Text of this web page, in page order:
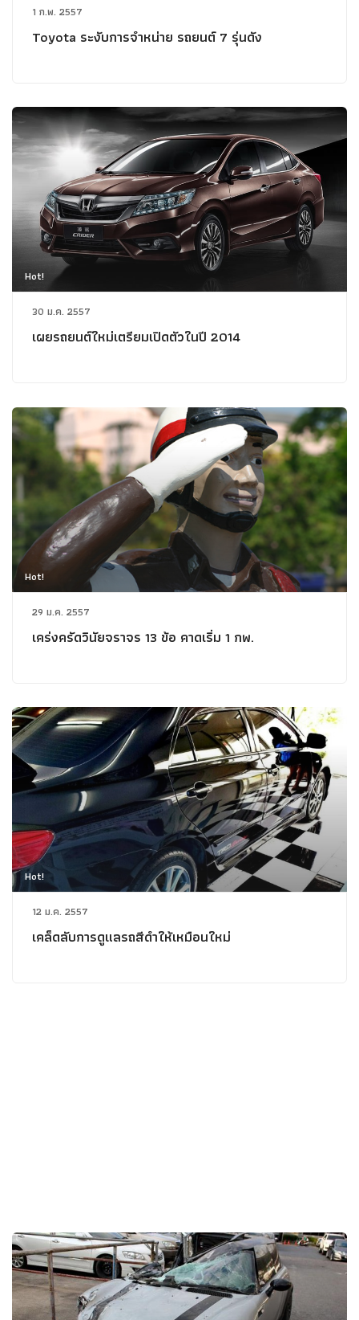
1 ก.พ. 2557
Toyota ระงับการจำหน่าย รถยนต์ 7 รุ่นดัง
Hot!
30 ม.ค. 2557
เผยรถยนต์ใหม่เตรียมเปิดตัวในปี 2014
Hot!
29 ม.ค. 2557
เคร่งครัดวินัยจราจร 13 ข้อ คาดเริ่ม 1 กพ.
Hot!
12 ม.ค. 2557
เคล็ดลับการดูแลรถสีดำให้เหมือนใหม่